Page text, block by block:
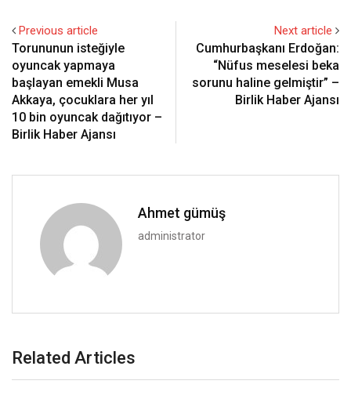
Previous article
Torununun isteğiyle
oyuncak yapmaya
başlayan emekli Musa
Akkaya, çocuklara her yıl
10 bin oyuncak dağıtıyor –
Birlik Haber Ajansı
Next article
Cumhurbaşkanı Erdoğan:
“Nüfus meselesi beka
sorunu haline gelmiştir” –
Birlik Haber Ajansı
Ahmet gümüş
administrator
Related Articles